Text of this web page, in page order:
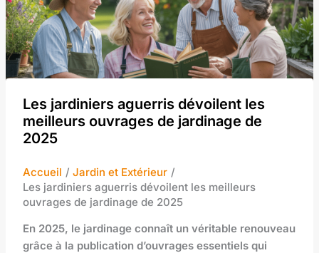
Les jardiniers aguerris dévoilent les
meilleurs ouvrages de jardinage de
2025
Accueil
Jardin et Extérieur
Les jardiniers aguerris dévoilent les meilleurs
ouvrages de jardinage de 2025
En 2025, le jardinage connaît un véritable renouveau
grâce à la publication d’ouvrages essentiels qui